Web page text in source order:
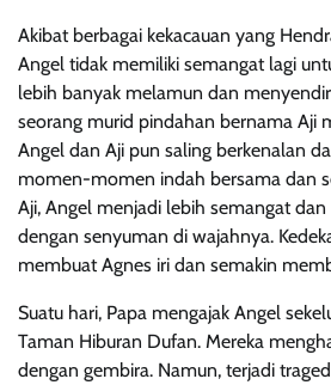
Akibat berbagai kekacauan yang
Angel tidak memiliki semangat lagi
lebih banyak melamun dan
seorang murid pindahan bernama Aji
Angel dan Aji pun saling berkenalan
momen-momen indah bersama dan
Aji, Angel menjadi lebih semangat
dengan senyuman di wajahnya.
membuat Agnes iri dan semakin
Suatu hari, Papa mengajak Angel
Taman Hiburan Dufan. Mereka
dengan gembira. Namun, terjadi